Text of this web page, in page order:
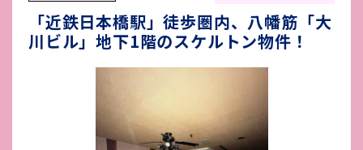
「近鉄日本橋駅」徒歩圏内、八幡筋「大
川ビル」地下1階のスケルトン物件！